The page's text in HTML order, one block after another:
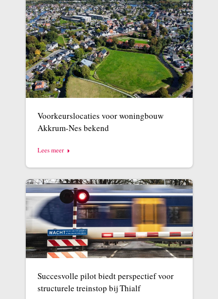
Voorkeurslocaties voor woningbouw
Akkrum-Nes bekend
Lees meer
Succesvolle pilot biedt perspectief voor
structurele treinstop bij Thialf